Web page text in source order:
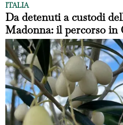
ITALIA
Da detenuti a custodi
Madonna: il percorso in